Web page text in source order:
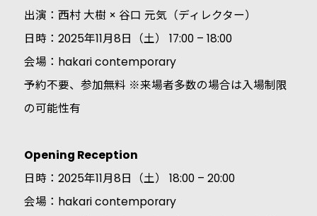
出演：西村 大樹 × 谷口 元気（ディレクター）
日時：2025年11月8日（土） 17:00 – 18:00
会場：hakari contemporary
予約不要、参加無料 ※来場者多数の場合は入場制限
の可能性有
Opening Reception
日時：2025年11月8日（土） 18:00 – 20:00
会場：hakari contemporary